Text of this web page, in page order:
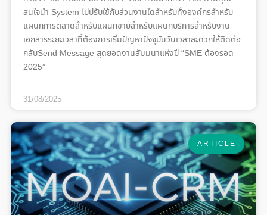
สนใจนำ System ไปปรับใช้กับส่วนงานใดสำหรับทั้งองค์กรสำหรับ
แผนกการตลาดสำหรับแผนกขายสำหรับแผนกบริการสำหรับงาน
เอกสารระยะเวลาที่ต้องการเริ่มปัญหาปัจจุบันวันเวลาสะดวกให้ติดต่อ
กลับSend Message สุดยอดงานสัมมนาแห่งปี “SME ต้องรอด
2025”
31/08/2025
ARTICLE